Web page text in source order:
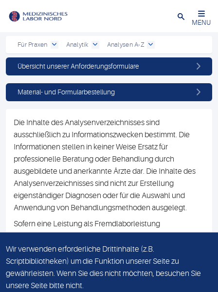
Schließen
MENU
Für Praxen Analytik Analysen A-Z
Übersicht unserer Anforderungsformulare
Material- und Formularbestellung
Die Inhalte des Analysenverzeichnisses sind
ausschließlich zu Informationszwecken bestimmt. Die
Informationen stellen in keiner Weise Ersatz für
professionelle Beratung oder Behandlung durch
ausgebildete und anerkannte Ärzte dar. Die Inhalte des
Analysenverzeichnisses sind nicht zur Erstellung
eigenständiger Diagnosen oder für die Auswahl und
Anwendung von Behandlungsmethoden ausgelegt.
Sofern eine Leistung als Fremdlaborleistung
Namen des Fremdlabors mit. Mit der Beauftragung der
Fremdlaborleistung erklären Sie sich mit dieser
Vereinbarung einverstanden.
Wir verwenden erforderliche Drittinhalte (z.B.
Scriptbibliotheken) um die Funktion unserer Seite zu
gewährleisten. Wenn Sie dies nicht möchten, besuchen Sie
unsere Seite bitte nicht.